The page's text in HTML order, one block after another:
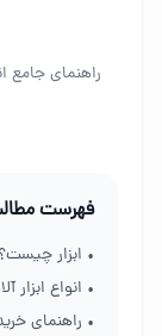
راهنمای جامع
فهرست
• ابزار چیست؟
• انواع ابزار
• راهنمای